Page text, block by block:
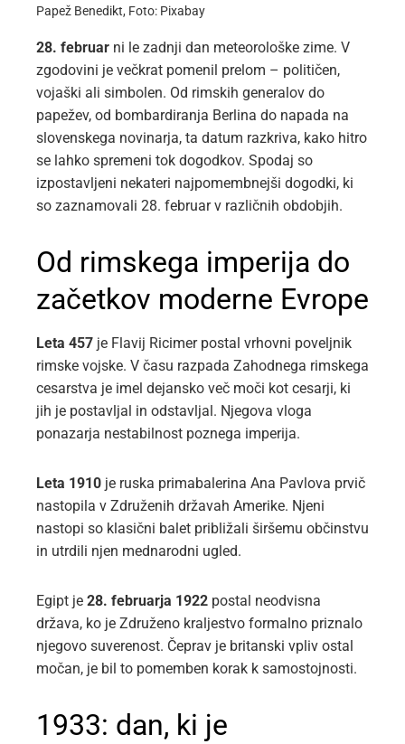
Papež Benedikt, Foto: Pixabay
28. februar ni le zadnji dan meteorološke zime. V
zgodovini je večkrat pomenil prelom – političen,
vojaški ali simbolen. Od rimskih generalov do
papežev, od bombardiranja Berlina do napada na
slovenskega novinarja, ta datum razkriva, kako hitro
se lahko spremeni tok dogodkov. Spodaj so
izpostavljeni nekateri najpomembnejši dogodki, ki
so zaznamovali 28. februar v različnih obdobjih.
Od rimskega imperija do
začetkov moderne Evrope
Leta 457 je Flavij Ricimer postal vrhovni poveljnik
rimske vojske. V času razpada Zahodnega rimskega
cesarstva je imel dejansko več moči kot cesarji, ki
jih je postavljal in odstavljal. Njegova vloga
ponazarja nestabilnost poznega imperija.
Leta 1910 je ruska primabalerina Ana Pavlova prvič
nastopila v Združenih državah Amerike. Njeni
nastopi so klasični balet približali širšemu občinstvu
in utrdili njen mednarodni ugled.
Egipt je 28. februarja 1922 postal neodvisna
država, ko je Združeno kraljestvo formalno priznalo
njegovo suverenost. Čeprav je britanski vpliv ostal
močan, je bil to pomemben korak k samostojnosti.
1933: dan, ki je